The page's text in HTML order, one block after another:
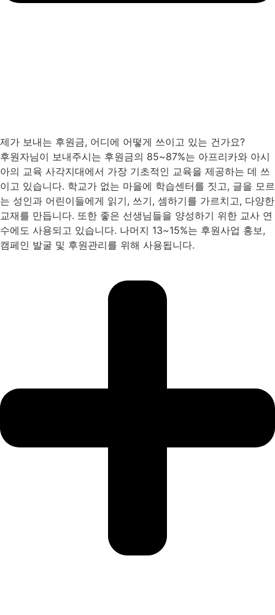
제가 보내는 후원금, 어디에 어떻게 쓰이고 있는 건가요?
후원자님이 보내주시는 후원금의 85~87%는 아프리카와 아시
아의 교육 사각지대에서 가장 기초적인 교육을 제공하는 데 쓰
이고 있습니다. 학교가 없는 마을에 학습센터를 짓고, 글을 모르
는 성인과 어린이들에게 읽기, 쓰기, 셈하기를 가르치고, 다양한
교재를 만듭니다. 또한 좋은 선생님들을 양성하기 위한 교사 연
수에도 사용되고 있습니다. 나머지 13~15%는 후원사업 홍보,
캠페인 발굴 및 후원관리를 위해 사용됩니다.